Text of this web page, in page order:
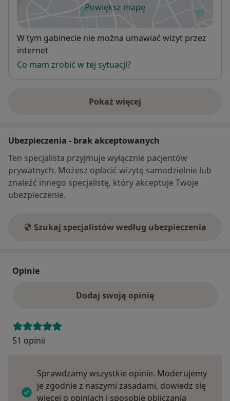
Powiększ mapęotwiera się w nowej karcie
Dostępność
W tym gabinecie nie można umawiać wizyt przez
internet
Co mam zrobić w tej sytuacji?
Pokaż więcej
o adresie
Ubezpieczenia - brak akceptowanych
Ten specjalista przyjmuje wyłącznie pacjentów
prywatnych. Możesz opłacić wizytę samodzielnie lub
znaleźć innego specjalistę, który akceptuje Twoje
ubezpieczenie.
Szukaj specjalistów według ubezpieczenia
Opinie
Dodaj swoją opinię
51 opinii
Sprawdzamy wszystkie opinie. Moderujemy
je zgodnie z naszymi zasadami, dowiedz się
więcej o opiniach i sposobie obliczania